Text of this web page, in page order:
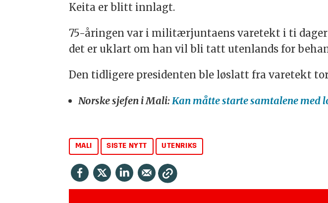
Keita er blitt innlagt.
75-åringen var i militærjuntaens varetekt i ti
det er uklart om han vil bli tatt utenlands for
Den tidligere presidenten ble løslatt fra varetekt
Norske sjefen i Mali: Kan måtte starte samtalene med
MALI SISTE NYTT UTENRIKS